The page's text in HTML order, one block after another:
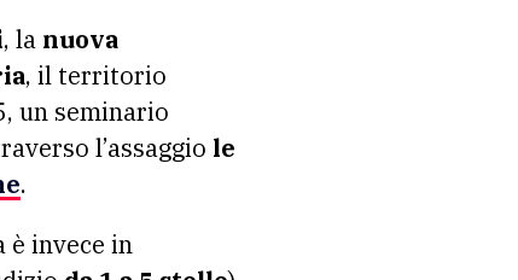
, la nuova
, il territorio
un seminario
l’assaggio le
.
è invece in